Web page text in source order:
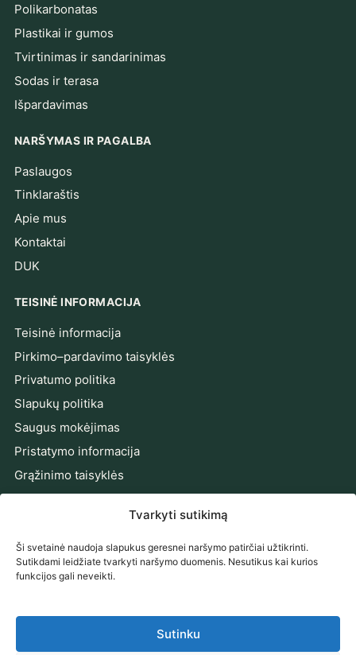
Tvarkyti sutikimą
Ši svetainė naudoja slapukus geresnei naršymo patirčiai užtikrinti.
Sutikdami leidžiate tvarkyti naršymo duomenis. Nesutikus kai kurios
funkcijos gali neveikti.
Sutinku
Polikarbonatas
Plastikai ir gumos
Tvirtinimas ir sandarinimas
Sodas ir terasa
Išpardavimas
NARŠYMAS IR PAGALBA
Paslaugos
Tinklaraštis
Apie mus
Kontaktai
DUK
TEISINĖ INFORMACIJA
Teisinė informacija
Pirkimo–pardavimo taisyklės
Privatumo politika
Slapukų politika
Saugus mokėjimas
Pristatymo informacija
Grąžinimo taisyklės
Prieinamumo pareiškimas
PRENUMERUOKITE NAUJIENAS
Gaukite naujienas, pasiūlymus ir patarimus tiesiai į el.
Prenumeruoti